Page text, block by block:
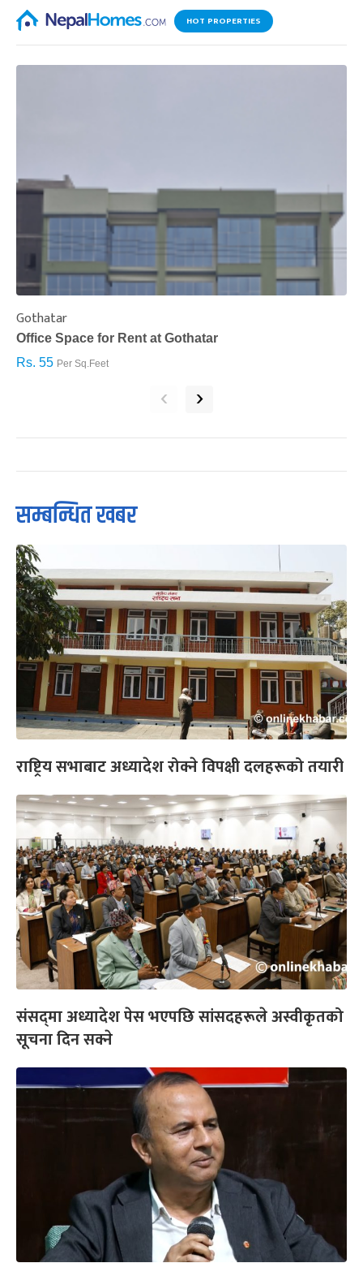
HOT PROPERTIES
Gothatar
Office Space for Rent at Gothatar
Rs. 55 Per Sq.Feet
‹ ›
सम्बन्धित खबर
राष्ट्रिय सभाबाट अध्यादेश रोक्ने विपक्षी दलहरूको तयारी
संसद्‍मा अध्यादेश पेस भएपछि सांसदहरूले अस्वीकृतको
सूचना दिन सक्ने